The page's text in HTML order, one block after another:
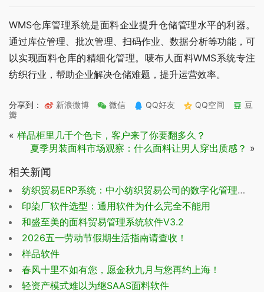
WMS仓库管理系统是面料企业提升仓储管理水平的利器。
通过库位管理、批次管理、扫码作业、数据分析等功能，可
以实现面料仓库的精细化管理。唛布人面料WMS系统专注
纺织行业，帮助企业解决仓储难题，提升运营效率。
分享到： 新浪微博 微信 QQ好友 QQ空间
豆
瓣
« 样品柜里几千个色卡，客户来了你要翻多久？
夏季男装面料市场观察：什么面料让男人穿出质感？ »
相关新闻
纺织贸易ERP系统：中小纺织贸易公司的数字化管理全链路指南
印染厂软件选型：通用软件为什么完全不能用
和盛至美的面料贸易管理系统软件V3.2
2026五一劳动节假期生活指南请查收！
样品软件
春风十里不如有您，愿金秋九月与您再约上海！
轻资产模式难以为继SAAS面料软件